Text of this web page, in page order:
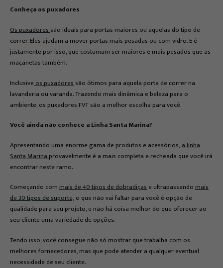
Conheça os puxadores
Os puxadoressão ideais para portas maiores ou aquelas do tipo de
correr. Eles ajudam a mover portas mais pesadas ou com vidro. E é
justamente por isso, que costumam ser maiores e mais pesados que as
maçanetas também.
Inclusiveos puxadoressão ótimos para aquela porta de correr na
lavanderia ou varanda. Trazendo mais dinâmica e beleza para o
ambiente, os puxadores FVT são a melhor escolha para você.
Você ainda não conhece a Linha Santa Marina?
Apresentando uma enorme gama de produtos e acessórios,a linha
Santa Marinaprovavelmente é a mais completa e recheada que você irá
encontrar neste ramo.
Começando commais de 40 tipos de dobradiçase ultrapassandomais
de 30 tipos de suporte, o que não vai faltar para você é opção de
qualidade para seu projeto, e não há coisa melhor do que oferecer ao
seu cliente uma variedade de opções.
Tendo isso, você consegue não só mostrar que trabalha com os
melhores fornecedores, mas que pode atender a qualquer eventual
necessidade de seu cliente.